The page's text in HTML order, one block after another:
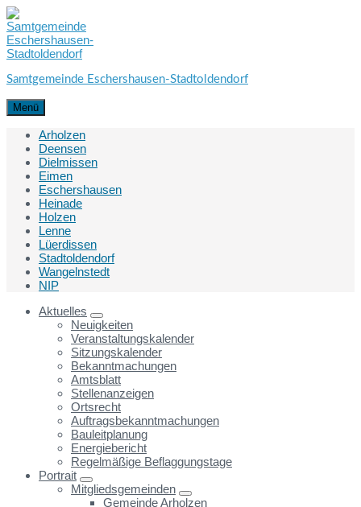
Skip
to
content
Skip
to
main
navigation
Skip
to
footer
Samtgemeinde Eschershausen-Stadtoldendorf
Menü
Arholzen
Deensen
Dielmissen
Eimen
Eschershausen
Heinade
Holzen
Lenne
Lüerdissen
Stadtoldendorf
Wangelnstedt
NIP
Aktuelles
Neuigkeiten
Veranstaltungskalender
Sitzungskalender
Bekanntmachungen
Amtsblatt
Stellenanzeigen
Ortsrecht
Auftragsbekanntmachungen
Bauleitplanung
Energiebericht
Regelmäßige Beflaggungstage
Portrait
Mitgliedsgemeinden
Gemeinde Arholzen